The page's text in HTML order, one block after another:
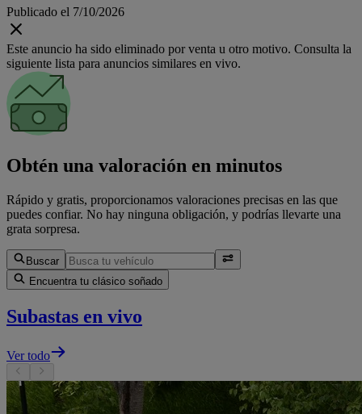
Publicado el 7/10/2026
Este anuncio ha sido eliminado por venta u otro motivo. Consulta la
siguiente lista para anuncios similares en vivo.
Obtén una valoración en minutos
Rápido y gratis, proporcionamos valoraciones precisas en las que
puedes confiar. No hay ninguna obligación, y podrías llevarte una
grata sorpresa.
Buscar
Encuentra tu clásico soñado
Subastas en vivo
Ver todo